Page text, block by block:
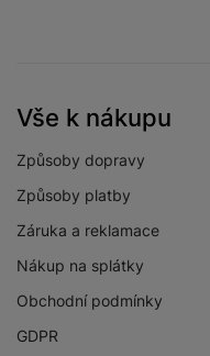
Vše k nákupu
Způsoby dopravy
Způsoby platby
Záruka a reklamace
Nákup na splátky
Obchodní podmínky
GDPR